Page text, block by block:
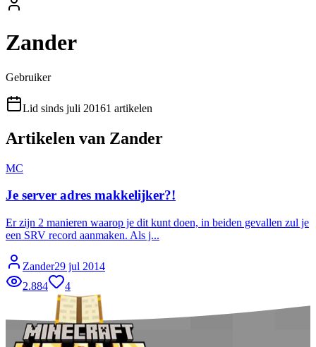
Zander
Gebruiker
Lid sinds juli 20161 artikelen
Artikelen van Zander
MC
Je server adres makkelijker?!
Er zijn 2 manieren waarop je dit kunt doen, in beiden gevallen zul je
een SRV record aanmaken. Als j...
Zander29 jul 2014
2.884
4